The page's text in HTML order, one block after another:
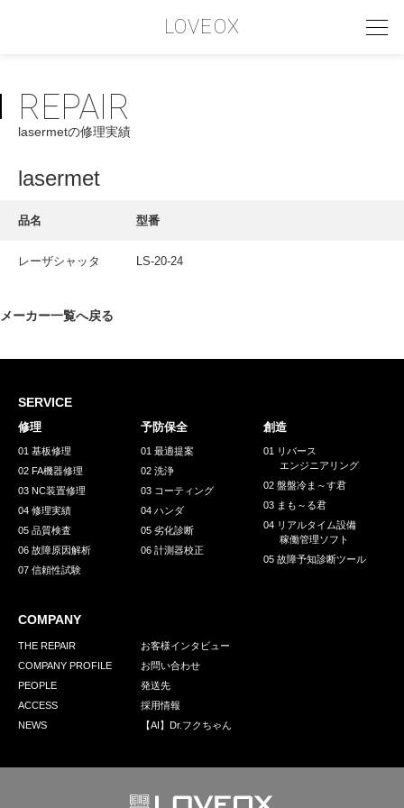
LOVEOX
PHILOSOPHY
フィロソフィー
COMPANY PROFILE
INTERVIEW
採用情報
GREEN CHALLENGE
環境への取り組み
お問い合わせ 発送先
REPAIR
lasermetの修理実績
lasermet
品名 型番
レーザシャッタ LS-20-24
メーカー一覧へ戻る
SERVICE
修理
01 基板修理
02 FA機器修理
03 NC装置修理
04 修理実績
05 品質検査
06 故障原因解析
07 信頼性試験
予防保全
01 最適提案
02 洗浄
03 コーティング
04 ハンダ
05 劣化診断
06 計測器校正
創造
01 リバース
エンジニアリング
02 盤盤冷ま～す君
03 まも～る君
04 リアルタイム設備
稼働管理ソフト
05 故障予知診断ツール
COMPANY
THE REPAIR
COMPANY PROFILE
PEOPLE
ACCESS
NEWS
お客様インタビュー
お問い合わせ
発送先
採用情報
【AI】Dr.フクちゃん